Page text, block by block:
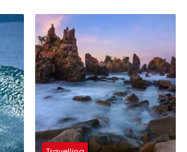
President